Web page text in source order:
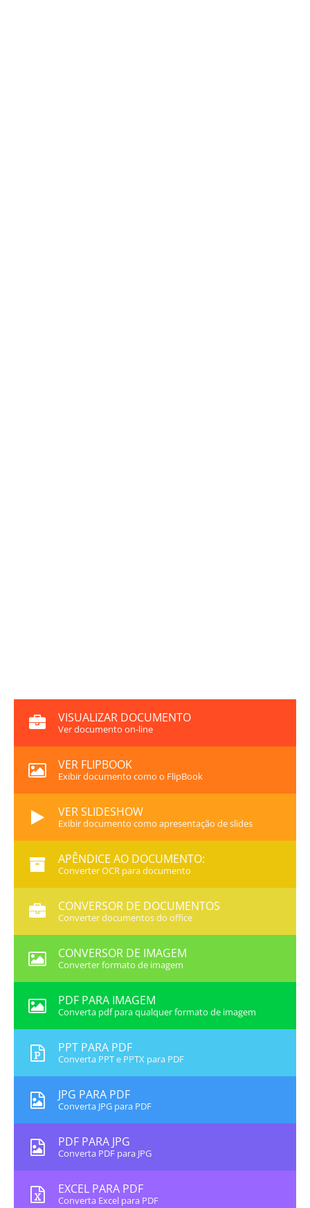
VISUALIZAR DOCUMENTO
Ver documento on-line
VER FLIPBOOK
Exibir documento como o FlipBook
VER SLIDESHOW
Exibir documento como apresentação de slides
APÊNDICE AO DOCUMENTO:
Converter OCR para documento
CONVERSOR DE DOCUMENTOS
Converter documentos do office
CONVERSOR DE IMAGEM
Converter formato de imagem
PDF PARA IMAGEM
Converta pdf para qualquer formato de imagem
PPT PARA PDF
Converta PPT e PPTX para PDF
JPG PARA PDF
Converta JPG para PDF
PDF PARA JPG
Converta PDF para JPG
EXCEL PARA PDF
Converta Excel para PDF